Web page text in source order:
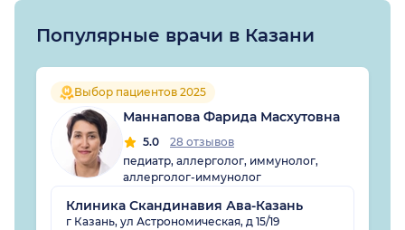
Популярные врачи в Казани
Выбор пациентов 2025
Маннапова Фарида Масхутовна
5.0
28 отзывов
педиатр, аллерголог, иммунолог,
аллерголог-иммунолог
Клиника Скандинавия Ава-Казань
г Казань, ул Астрономическая, д 15/19